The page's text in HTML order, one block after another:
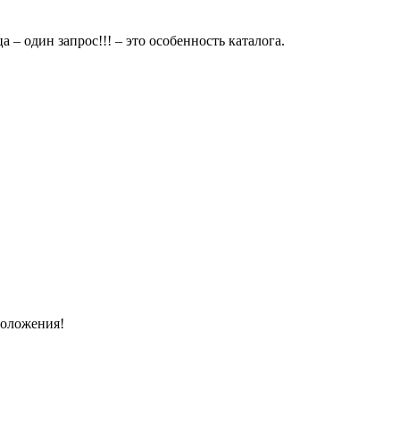
один запрос!!! – это особенность каталога.